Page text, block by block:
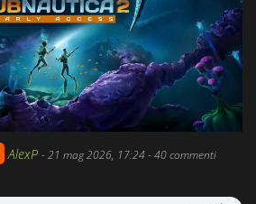
AlexP -21 mag 2026, 17:24- 40 commenti